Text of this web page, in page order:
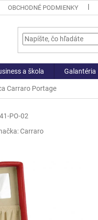
OBCHODNÉ PODMIENKY
a škola Galantéria
Carraro Portage
PO-02
Carraro